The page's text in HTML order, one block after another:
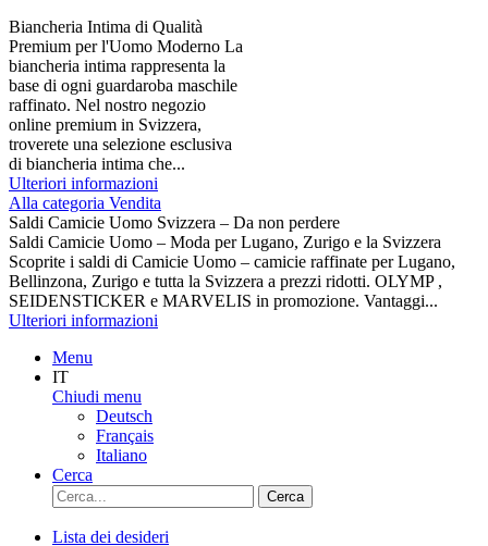
Biancheria Intima di Qualità
Premium per l'Uomo Moderno La
biancheria intima rappresenta la
base di ogni guardaroba maschile
raffinato. Nel nostro negozio
online premium in Svizzera,
troverete una selezione esclusiva
di biancheria intima che...
Ulteriori informazioni
Alla categoria Vendita
Saldi Camicie Uomo Svizzera – Da non perdere
Saldi Camicie Uomo – Moda per Lugano, Zurigo e la Svizzera
Scoprite i saldi di Camicie Uomo – camicie raffinate per Lugano,
Bellinzona, Zurigo e tutta la Svizzera a prezzi ridotti. OLYMP ,
SEIDENSTICKER e MARVELIS in promozione. Vantaggi...
Ulteriori informazioni
Menu
IT
Chiudi menu
Deutsch
Français
Italiano
Cerca
Cerca
Lista dei desideri